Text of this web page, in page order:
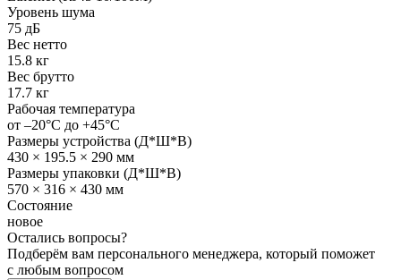
Уровень шума
75 дБ
Вес нетто
15.8 кг
Вес брутто
17.7 кг
Рабочая температура
от –20°C до +45°C
Размеры устройства (Д*Ш*В)
430 × 195.5 × 290 мм
Размеры упаковки (Д*Ш*В)
570 × 316 × 430 мм
Состояние
новое
Остались вопросы?
Подберём вам персонального менеджера, который поможет
с любым вопросом